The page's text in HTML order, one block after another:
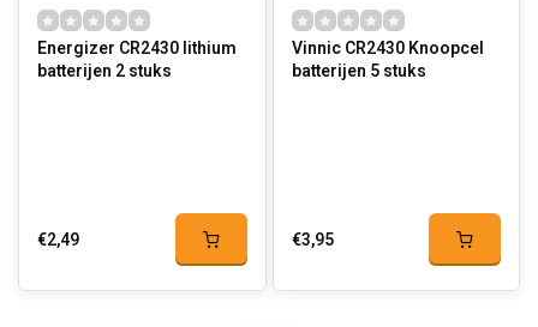
Energizer CR2430 lithium
batterijen 2 stuks
€2,49
Vinnic CR2430 Knoopcel
batterijen 5 stuks
€3,95